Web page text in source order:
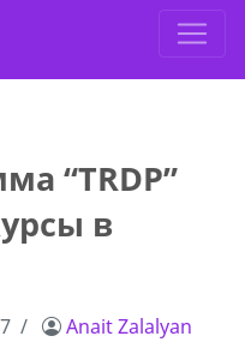
“TRDP”
в
Anait Zalalyan